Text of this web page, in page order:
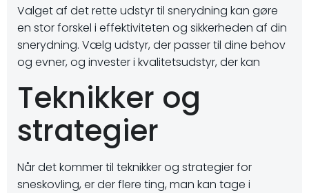
Valget af det rette udstyr til snerydning kan gøre
en stor forskel i effektiviteten og sikkerheden af ​​din
snerydning. Vælg udstyr, der passer til dine behov
og evner, og invester i kvalitetsudstyr, der kan
Teknikker og
strategier
Når det kommer til teknikker og strategier for
sneskovling, er der flere ting, man kan tage i